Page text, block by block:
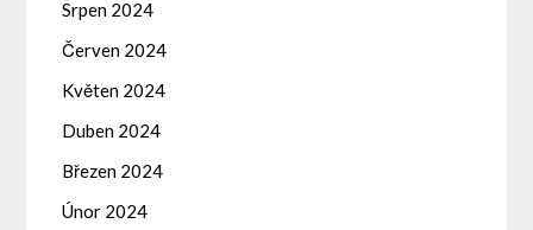
Srpen 2024
Červen 2024
Květen 2024
Duben 2024
Březen 2024
Únor 2024